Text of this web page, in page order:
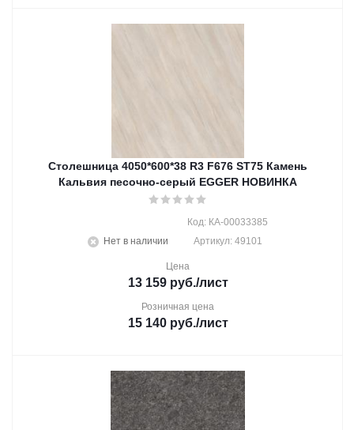
Столешница 4050*600*38 R3 F676 ST75 Камень
Кальвия песочно-серый EGGER НОВИНКА
Нет в наличии
Код: КА-00033385
Артикул: 49101
Цена
13 159руб./лист
Розничная цена
15 140руб./лист